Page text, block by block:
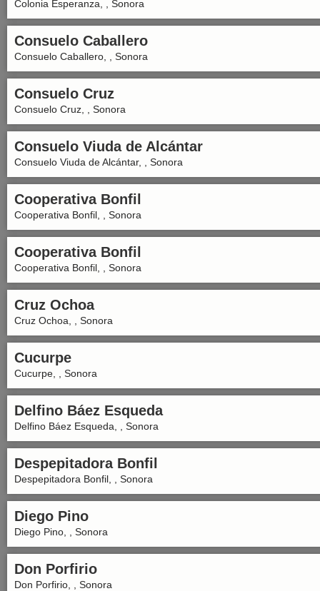
Colonia Esperanza, , Sonora
Consuelo Caballero
Consuelo Caballero, , Sonora
Consuelo Cruz
Consuelo Cruz, , Sonora
Consuelo Viuda de Alcántar
Consuelo Viuda de Alcántar, , Sonora
Cooperativa Bonfil
Cooperativa Bonfil, , Sonora
Cooperativa Bonfil
Cooperativa Bonfil, , Sonora
Cruz Ochoa
Cruz Ochoa, , Sonora
Cucurpe
Cucurpe, , Sonora
Delfino Báez Esqueda
Delfino Báez Esqueda, , Sonora
Despepitadora Bonfil
Despepitadora Bonfil, , Sonora
Diego Pino
Diego Pino, , Sonora
Don Porfirio
Don Porfirio, , Sonora